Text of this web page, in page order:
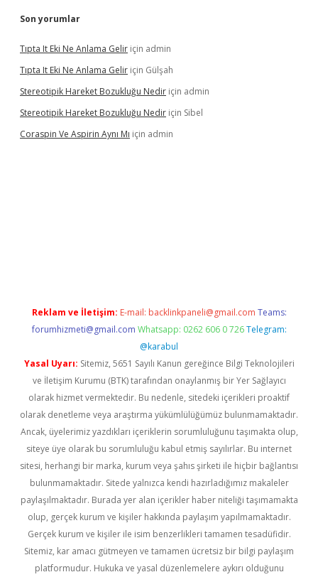
Son yorumlar
Tıpta It Eki Ne Anlama Gelir için admin
Tıpta It Eki Ne Anlama Gelir için Gülşah
Stereotipik Hareket Bozukluğu Nedir için admin
Stereotipik Hareket Bozukluğu Nedir için Sibel
Coraspin Ve Aspirin Aynı Mı için admin
Reklam ve İletişim: E-mail: backlinkpaneli@gmail.com Teams:
forumhizmeti@gmail.com Whatsapp: 0262 606 0 726 Telegram:
@karabul
Yasal Uyarı: Sitemiz, 5651 Sayılı Kanun gereğince Bilgi Teknolojileri
ve İletişim Kurumu (BTK) tarafından onaylanmış bir Yer Sağlayıcı
olarak hizmet vermektedir. Bu nedenle, sitedeki içerikleri proaktif
olarak denetleme veya araştırma yükümlülüğümüz bulunmamaktadır.
Ancak, üyelerimiz yazdıkları içeriklerin sorumluluğunu taşımakta olup,
siteye üye olarak bu sorumluluğu kabul etmiş sayılırlar. Bu internet
sitesi, herhangi bir marka, kurum veya şahıs şirketi ile hiçbir bağlantısı
bulunmamaktadır. Sitede yalnızca kendi hazırladığımız makaleler
paylaşılmaktadır. Burada yer alan içerikler haber niteliği taşımamakta
olup, gerçek kurum ve kişiler hakkında paylaşım yapılmamaktadır.
Gerçek kurum ve kişiler ile isim benzerlikleri tamamen tesadüfidir.
Sitemiz, kar amacı gütmeyen ve tamamen ücretsiz bir bilgi paylaşım
platformudur. Hukuka ve yasal düzenlemelere aykırı olduğunu